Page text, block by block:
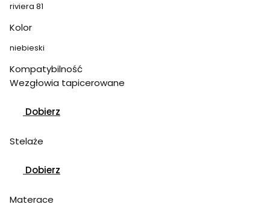
riviera 81
Kolor
niebieski
Kompatybilność
Wezgłowia tapicerowane
Dobierz
Stelaże
Dobierz
Materace